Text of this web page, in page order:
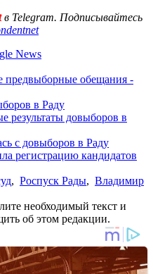
в Telegram. Подписывайтесь
News
предвыборные обещания -
в Раду
результаты довыборов в
с довыборов в Раду
регистрацию кандидатов
, Роспуск Рады, Владимир
необходимый текст и
об этом редакции.